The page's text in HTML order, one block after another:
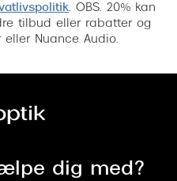
. OBS. 20% kan
tilbud eller rabatter og
Nuance Audio.
dig med?